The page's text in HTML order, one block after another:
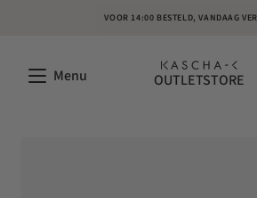
VOOR 14:00 BESTELD, VANDAAG
Menu OUTLETSTORE